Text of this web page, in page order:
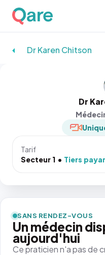
Dr Karen Chitson
Dr
Tarif
Secteur 1
Tiers
SANS RENDEZ-VOUS
Un médecin
aujourd'hui
Ce praticien n'a pas de